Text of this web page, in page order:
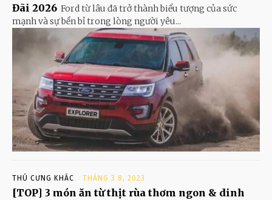
Đãi 2026 Ford từ lâu đã trở thành biểu tượng của sức
mạnh và sự bền bỉ trong lòng người yêu...
THÚ CƯNG KHÁC THÁNG 3 8, 2023
[TOP] 3 món ăn từ thịt rùa thơm ngon & dinh